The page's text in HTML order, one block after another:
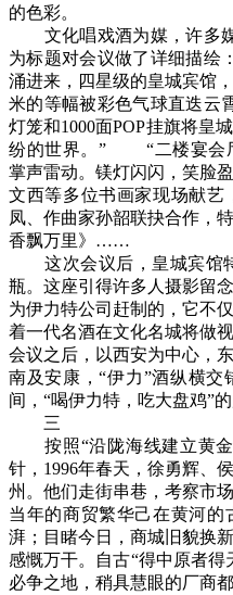
的色彩。
文化唱戏酒为媒，许多媒
为标题对会议做了详细描绘
涌进来，四星级的皇城宾馆
米的等幅被彩色气球直迭云
灯笼和1000面POP挂旗将皇
纷的世界。” “二楼宴会厅
掌声雷动。镁灯闪闪，笑脸
文西等多位书画家现场献艺
凤、作曲家孙韶联抉合作，
香飘万里》……
这次会议后，皇城宾馆特
瓶。这座引得许多人摄影留
为伊力特公司赶制的，它不
着一代名酒在文化名城将做
会议之后，以西安为中心，
南及安康，“伊力”酒纵横
间，“喝伊力特，吃大盘鸡”
三
按照“沿陇海线建立黄金
针，1996年春天，徐勇辉
州。他们走街串巷，考察市
当年的商贸繁华己在黄河
湃；目睹今日，商城旧貌换
感慨万干。自古“得中原者得
必争之地，稍具慧眼的厂商